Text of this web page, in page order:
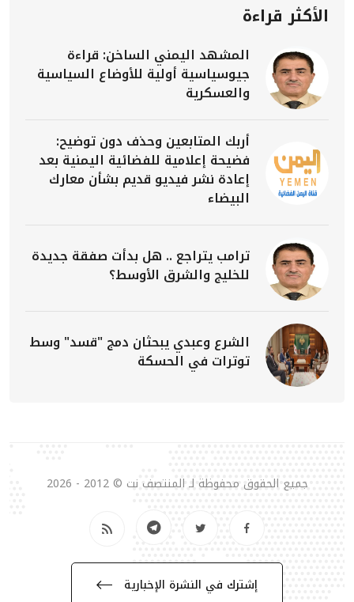
الأكثر قراءة
المشهد اليمني الساخن: قراءة
جيوسياسية أولية للأوضاع السياسية
والعسكرية
أربك المتابعين وحذف دون توضيح:
فضيحة إعلامية للفضائية اليمنية بعد
إعادة نشر فيديو قديم بشأن معارك
البيضاء
ترامب يتراجع .. هل بدأت صفقة جديدة
للخليج والشرق الأوسط؟
الشرع وعبدي يبحثان دمج "قسد" وسط
توترات في الحسكة
جميع الحقوق محفوظة لـ المنتصف نت © 2012 - 2026
إشترك في النشرة الإخبارية